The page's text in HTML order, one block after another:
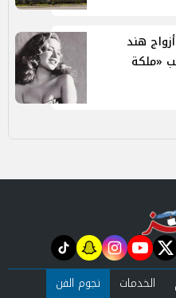
هند
«ملكة
twitter
youtube
instagram
snapchat
tiktok
الخدمات نجوم الفن